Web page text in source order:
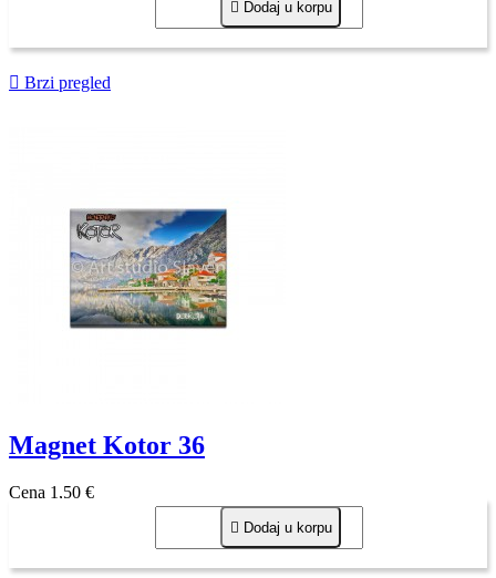
 Dodaj u korpu
 Brzi pregled
Magnet Kotor 36
Cena 1,50 €
 Dodaj u korpu